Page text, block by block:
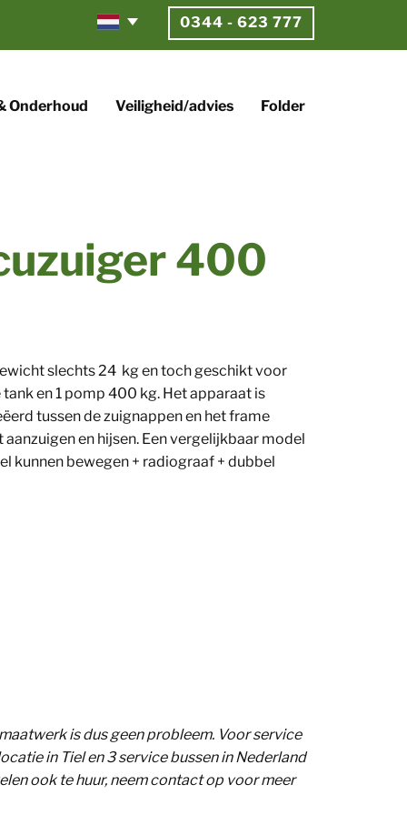
0344 - 623 777
Onderhoud Veiligheid/advies Folder
400
slechts 24 kg en toch geschikt voor
en 1 pomp 400 kg. Het apparaat is
tussen de zuignappen en het frame
en hijsen. Een vergelijkbaar model
kunnen bewegen + radiograaf + dubbel
is dus geen probleem. Voor service
in Tiel en 3 service bussen in Nederland
ook te huur, neem contact op voor meer